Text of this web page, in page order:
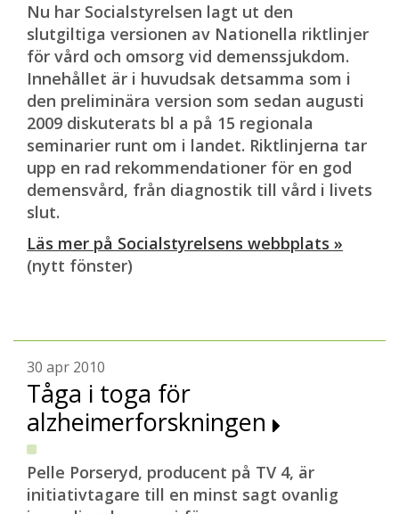
Nu har Socialstyrelsen lagt ut den
slutgiltiga versionen av Nationella riktlinjer
för vård och omsorg vid demenssjukdom.
Innehållet är i huvudsak detsamma som i
den preliminära version som sedan augusti
2009 diskuterats bl a på 15 regionala
seminarier runt om i landet. Riktlinjerna tar
upp en rad rekommendationer för en god
demensvård, från diagnostik till vård i livets
slut.
Läs mer på Socialstyrelsens webbplats »
(nytt fönster)
30 apr 2010
Tåga i toga för
alzheimerforskningen
Pelle Porseryd, producent på TV 4, är
initiativtagare till en minst sagt ovanlig